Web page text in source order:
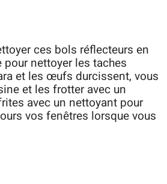
ces bols réflecteurs en
nettoyer les taches
et les œufs durcissent, vous
et les frotter avec un
avec un nettoyant pour
vos fenêtres lorsque vous